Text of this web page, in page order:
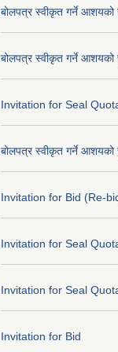
बोलपत्र स्वीकृत गर्ने
बोलपत्र स्वीकृत गर्ने आशयको
Invitation for Seal
बोलपत्र स्वीकृत गर्ने
Invitation for Bid (Re-
Invitation for Seal
Invitation for Seal
Invitation for Bid